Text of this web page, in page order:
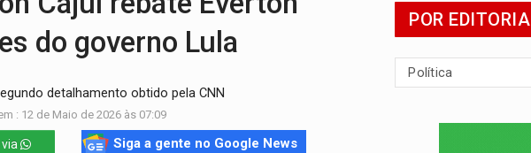
a drones durante exercício antiaéreo
Oeste, CINEMAZÔNIA leva cinema amazônico a estudantes na escola
(8) de calor intenso e tempo firme
espera, asfalto chega ao bairro Nova Esperança
do governo Lula
detalhamento obtido pela CNN
: 12 de Maio de 2026 às 07:09
Siga a gente no Google News
POR EDITORIA